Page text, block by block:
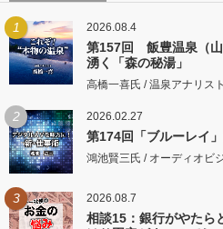
1 2026.08.4
第157回 飯豊温泉（
湧く「森の秘湯」
高橋一喜氏 / 温泉アナリスト
2 2026.02.27
第174回「ブルーレイ
鴻池賢三氏 / オーディオ
3 2026.08.7
相談15：銀行がやたら